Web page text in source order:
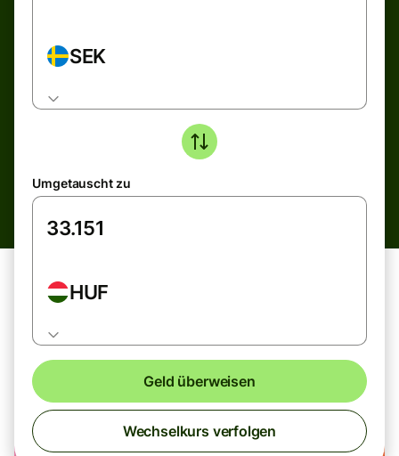
SEK
Umgetauscht zu
HUF
Geld überweisen
Wechselkurs verfolgen